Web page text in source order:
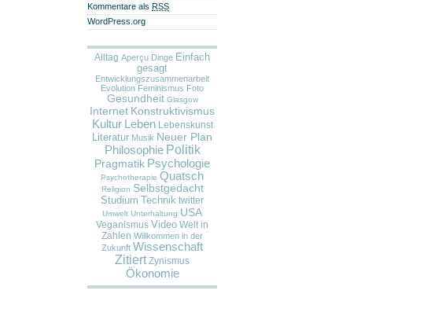
Kommentare als RSS
WordPress.org
Alltag Aperçu Dinge Einfach
gesagt
Entwicklungszusammenarbeit
Evolution Feminismus Foto
Gesundheit Glasgow
Internet Konstruktivismus
Kultur Leben Lebenskunst
Literatur Musik Neuer Plan
Philosophie Politik
Pragmatik Psychologie
Psychotherapie Quatsch
Religion Selbstgedacht
Studium Technik twitter
Umwelt Unterhaltung USA
Veganismus Video Welt in
Zahlen Willkommen in der
Zukunft Wissenschaft
Zitiert Zynismus
Ökonomie